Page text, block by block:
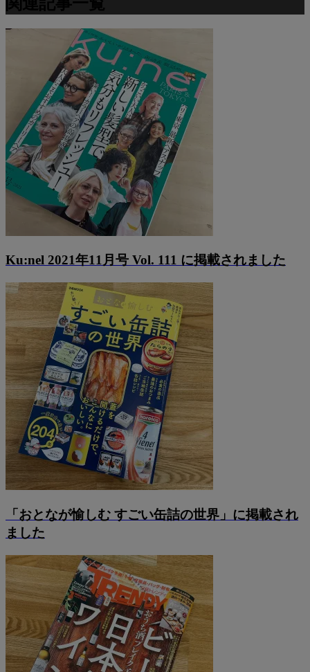
Ku:nel 2021年11月号 Vol. 111 に掲載されました
「おとなが愉しむ すごい缶詰の世界」に掲載され
ました